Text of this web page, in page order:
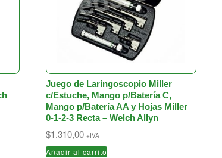
Juego de Laringoscopio Miller
c/Estuche, Mango p/Batería C,
Mango p/Batería AA y Hojas Miller
0-1-2-3 Recta – Welch Allyn
$1.310,00 +IVA
Añadir al carrito